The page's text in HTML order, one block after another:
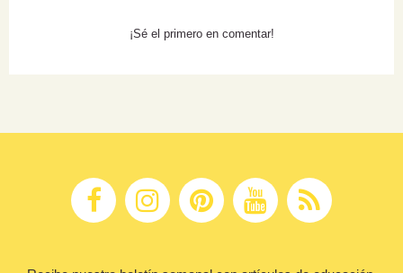
¡Sé el primero en comentar!